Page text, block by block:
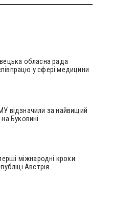
обласна рада
у сфері медицини
відзначили за найвищий
Буковині
міжнародні кроки:
Австрія